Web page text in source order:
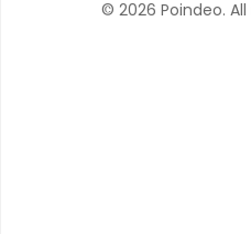
© 2026 Poindeo.